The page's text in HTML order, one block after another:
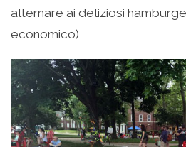
alternare ai deliziosi
economico)